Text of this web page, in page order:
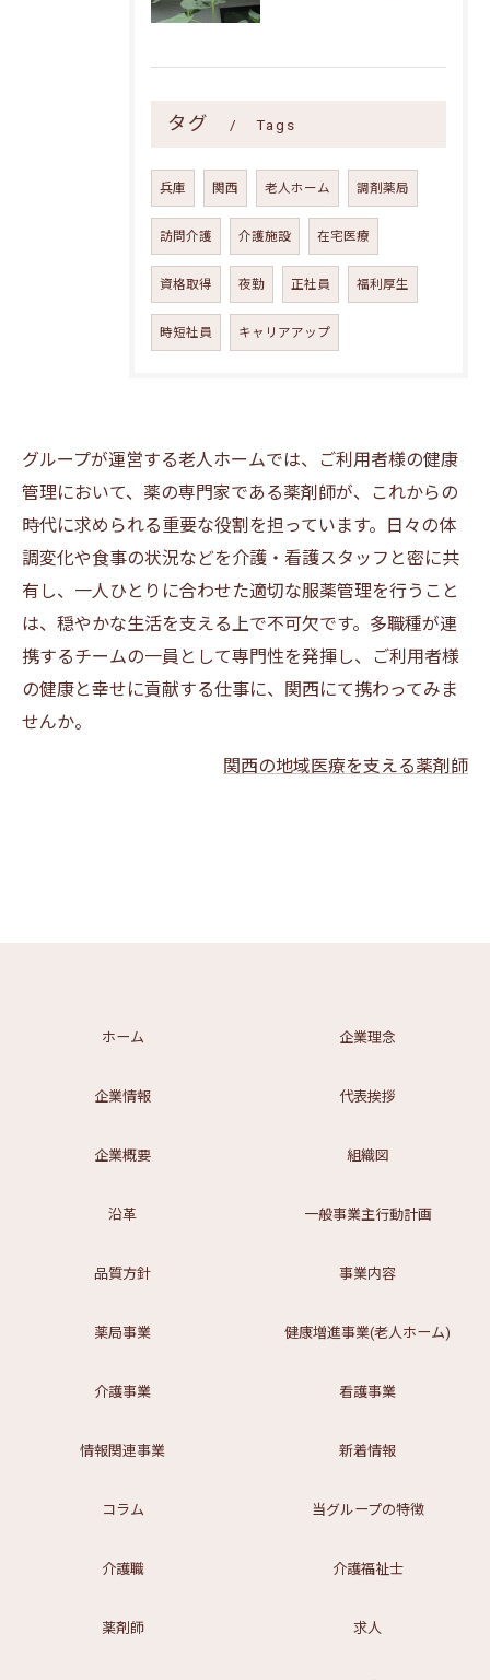
タグ Tags
兵庫 関西 老人ホーム 調剤薬局
訪問介護 介護施設 在宅医療
資格取得 夜勤 正社員 福利厚生
時短社員 キャリアアップ
グループが運営する老人ホームでは、ご利用者様の健康
管理において、薬の専門家である薬剤師が、これからの
時代に求められる重要な役割を担っています。日々の体
調変化や食事の状況などを介護・看護スタッフと密に共
有し、一人ひとりに合わせた適切な服薬管理を行うこと
は、穏やかな生活を支える上で不可欠です。多職種が連
携するチームの一員として専門性を発揮し、ご利用者様
の健康と幸せに貢献する仕事に、関西にて携わってみま
せんか。
関西の地域医療を支える薬剤師
ホーム 企業理念
企業情報 代表挨拶
企業概要 組織図
沿革 一般事業主行動計画
品質方針 事業内容
薬局事業 健康増進事業(老人ホーム)
介護事業 看護事業
情報関連事業 新着情報
コラム 当グループの特徴
介護職 介護福祉士
薬剤師 求人